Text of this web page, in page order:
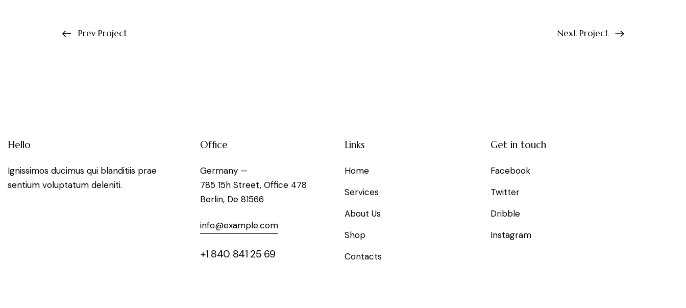
Prev Project Next Project
Hello
Ignissimos ducimus qui blanditiis prae
sentium voluptatum deleniti.
Office
Germany —
785 15h Street, Office 478
Berlin, De 81566
info@example.com
+1 840 841 25 69
Links
Home
Services
About Us
Shop
Contacts
Get in touch
Facebook
Twitter
Dribble
Instagram